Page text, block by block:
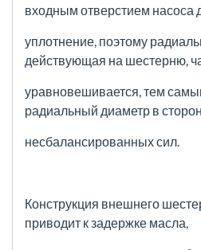
входным отверстием насоса
уплотнение, поэтому
действующая на шестерню,
уравновешивается, тем
радиальный диаметр в
несбалансированных сил.
Конструкция внешнего
приводит к задержке масла,